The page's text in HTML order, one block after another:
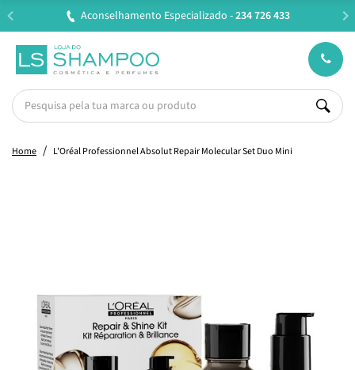
Aconselhamento Especializado -234 726 433
Home L'Oréal Professionnel Absolut Repair Molecular Set Duo Mini